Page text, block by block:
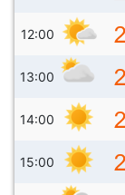
12:00
13:00
14:00
15:00